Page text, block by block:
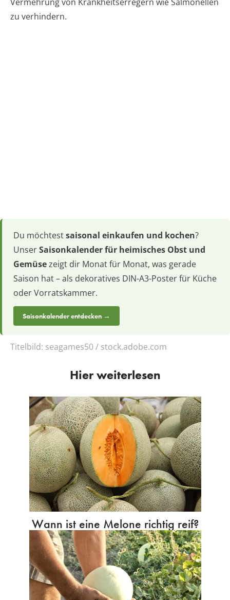
zu verhindern.
Du möchtestsaisonal einkaufen und kochen?
UnserSaisonkalender für heimisches Obst und
Gemüsezeigt dir Monat für Monat, was gerade
Saison hat – als dekoratives DIN-A3-Poster für Küche
oder Vorratskammer.
Saisonkalender entdecken →
Titelbild: seagames50 / stock.adobe.com
Hier weiterlesen
Wann ist eine Melone richtig reif?